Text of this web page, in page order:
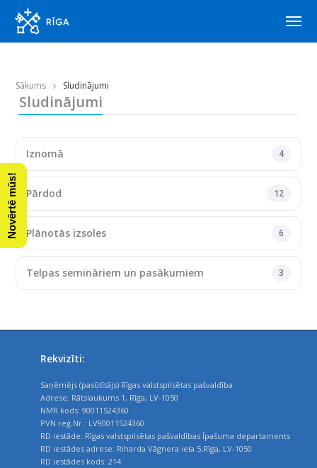
Sākums Sludinājumi
Sludinājumi
Iznomā 4
Pārdod 12
Plānotās izsoles 6
Telpas semināriem un pasākumiem 3
Rekvizīti:
Saņēmējs (pasūtītājs) Rīgas valstspilsētas pašvaldība
Adrese: Rātslaukums 1, Rīga, LV-1050
NMR kods: 90011524360
PVN reģ.Nr.: LV90011524360
RD iestāde: Rīgas valstspilsētas pašvaldības Īpašuma departaments
RD iestādes adrese: Riharda Vāgnera iela 5,Rīga, LV-1050
RD iestādes kods: 214
Novērtē mūs!